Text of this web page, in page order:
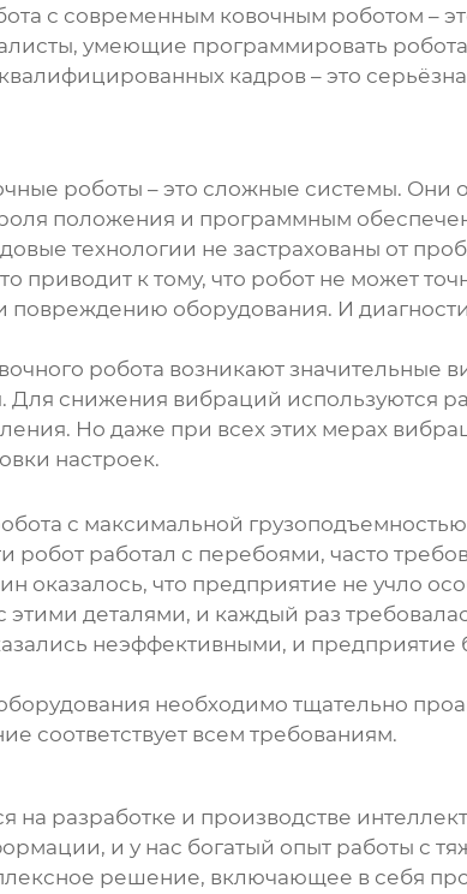
с современным ковочным роботом –
умеющие программировать
кадров – это
роботы – это сложные системы. Они
положения и программным
технологии не застрахованы от
приводит к тому, что робот не может
оборудования. И
робота возникают значительные
Для снижения вибраций используются
Но даже при всех этих мерах
настроек.
с максимальной грузоподъемностью
работал с перебоями, часто
оказалось, что предприятие не учло
деталями, и каждый раз
неэффективными, и
необходимо тщательно
соответствует всем требованиям.
разработке и производстве
и у нас богатый опыт работы с
решение, включающее в себя